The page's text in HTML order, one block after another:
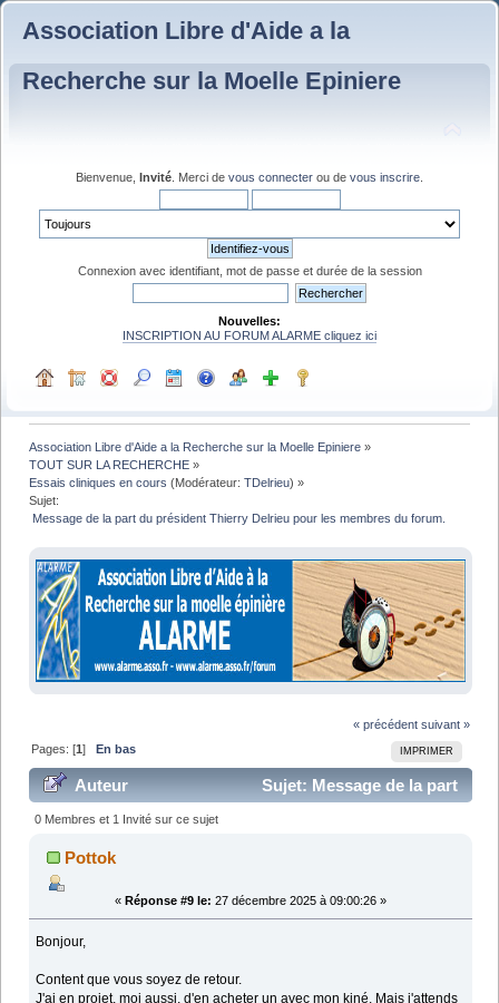
Association Libre d'Aide a la
Recherche sur la Moelle Epiniere
Bienvenue, Invité . Merci de vous connecter ou de vous inscrire
Connexion avec identifiant, mot de passe et durée de la session
Nouvelles:
INSCRIPTION AU FORUM ALARME cliquez ici
Association Libre d'Aide a la Recherche sur la Moelle Epiniere »
TOUT SUR LA RECHERCHE »
Essais cliniques en cours (Modérateur:TDelrieu) »
Sujet:
Message de la part du président Thierry Delrieu pour les membres du forum.
« précédent suivant »
IMPRIMER
Pages: [1] En bas
Auteur
Sujet: Message de la part
du président Thierry Delrieu pour les membres du
forum. (Lu 23966 fois)
0 Membres et 1 Invité sur ce sujet
Pottok
« Réponse #9 le: 27 décembre 2025 à 09:00:26 »
Bonjour,
Content que vous soyez de retour.
J'ai en projet, moi aussi, d'en acheter un avec mon kiné. Mais j'attends